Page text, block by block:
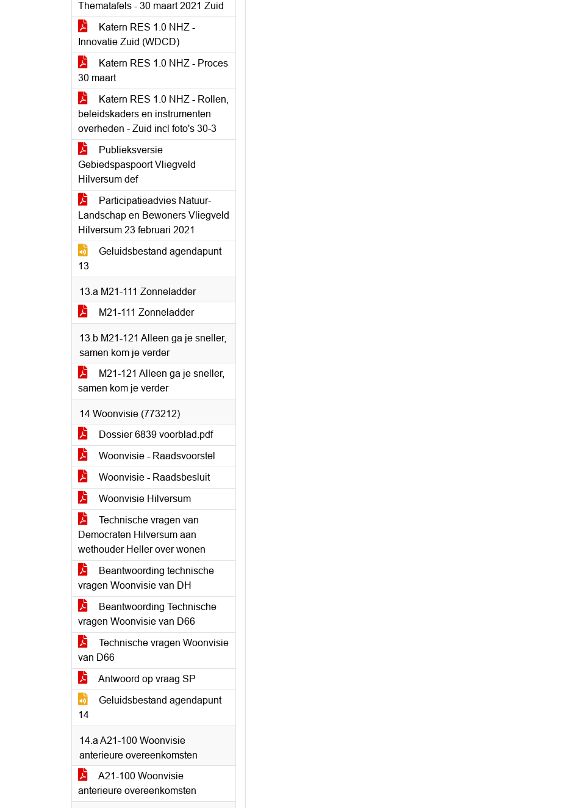
Thematafels - 30 maart 2021 Zuid
Katern RES 1.0 NHZ -
Innovatie Zuid (WDCD)
Katern RES 1.0 NHZ - Proces
30 maart
Katern RES 1.0 NHZ - Rollen,
beleidskaders en instrumenten
overheden - Zuid incl foto's 30-3
Publieksversie
Gebiedspaspoort Vliegveld
Hilversum def
Participatieadvies Natuur-
Landschap en Bewoners Vliegveld
Hilversum 23 februari 2021
Geluidsbestand agendapunt
13
13.a M21-111 Zonneladder
M21-111 Zonneladder
13.b M21-121 Alleen ga je sneller,
samen kom je verder
M21-121 Alleen ga je sneller,
samen kom je verder
14 Woonvisie (773212)
Dossier 6839 voorblad.pdf
Woonvisie - Raadsvoorstel
Woonvisie - Raadsbesluit
Woonvisie Hilversum
Technische vragen van
Democraten Hilversum aan
wethouder Heller over wonen
Beantwoording technische
vragen Woonvisie van DH
Beantwoording Technische
vragen Woonvisie van D66
Technische vragen Woonvisie
van D66
Antwoord op vraag SP
Geluidsbestand agendapunt
14
14.a A21-100 Woonvisie
anterieure overeenkomsten
A21-100 Woonvisie
anterieure overeenkomsten